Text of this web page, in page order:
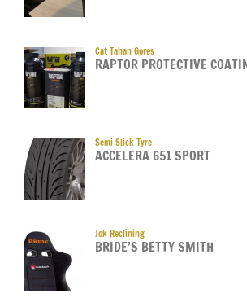
Cat Tahan Gores
RAPTOR PROTECTIVE
Semi Slick Tyre
ACCELERA 651 SPORT
Jok Reclining
BRIDE’S BETTY SMITH